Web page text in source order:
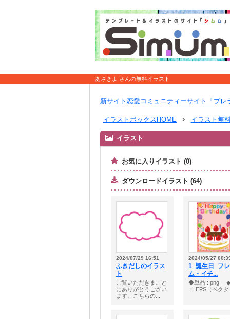
あさきよ さんの無料イラスト
新サイト恋愛コミュニティーサイト「ブレ
イラストボックスHOME イラスト無
イラスト
お気に入りイラスト (0)
ダウンロードイラスト (64)
2024/07/29 16:51
ふきだしのイラス
ト
ご覧いただきまこと
にありがとうござい
ます。こちらの...
2024/05/27
1_誕生日_フ
ム・イチ...
◆単品 : png
： EPS（ベク